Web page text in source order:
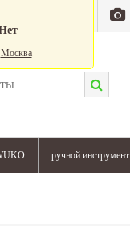
ручной инструмент
Москва